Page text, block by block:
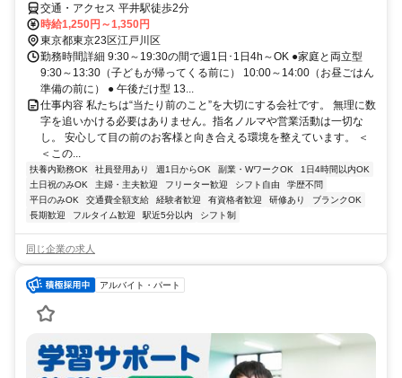
交通・アクセス 平井駅徒歩2分
時給1,250円～1,350円
東京都東京23区江戸川区
勤務時間詳細 9:30～19:30の間で週1日･1日4h～OK ●家庭と両立型
9:30～13:30（子どもが帰ってくる前に） 10:00～14:00（お昼ごはん
準備の前に） ● 午後だけ型 13...
仕事内容 私たちは“当たり前のこと”を大切にする会社です。 無理に数
字を追いかける必要はありません。指名ノルマや営業活動は一切な
し。 安心して目の前のお客様と向き合える環境を整えています。 ＜
＜この...
扶養内勤務OK 社員登用あり 週1日からOK 副業・WワークOK
1日4時間以内OK
土日祝のみOK
主婦・主夫歓迎 フリーター歓迎 シフト自由
学歴不問
平日のみOK
交通費全額支給 経験者歓迎 有資格者歓迎 研修あり
ブランクOK
長期歓迎
フルタイム歓迎 駅近5分以内 シフト制
同じ企業の求人
アルバイト・パート